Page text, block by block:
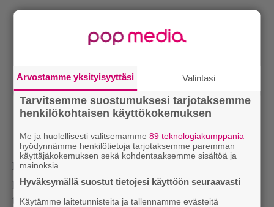
Itse äänestän sen jonkin selittämättömän tekijän
puolesta. X-factor. Ja joudun myöntämään
tappioni, että ehkä ihan vähän tykkään Beyoncésta
Arvostamme yksityisyyttäsi Valintasi
Tarvitsemme suostumuksesi tarjotaksemme
henkilökohtaisen käyttökokemuksen
Me ja huolellisesti valitsemamme89 teknologiakumppania
hyödynnämme henkilötietoja tarjotaksemme paremman
käyttäjäkokemuksen sekä kohdentaaksemme sisältöä ja
mainoksia.
Hyväksymällä suostut tietojesi käyttöön seuraavasti
Käytämme laitetunnisteita ja tallennamme evästeitä